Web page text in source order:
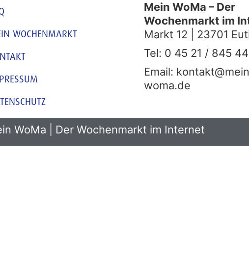
WOCHENMARKT
Mein WoMa – Der
Wochenmarkt im
Markt 12 | 23701
Tel: 0 45 21 / 845
Email:
woma.de
WoMa | Der Wochenmarkt im Internet